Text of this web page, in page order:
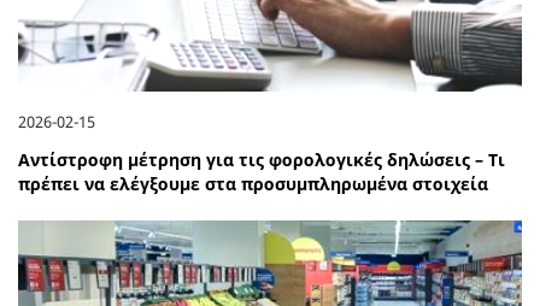
2026-02-15
Αντίστροφη μέτρηση για τις φορολογικές δηλώσεις – Τι
πρέπει να ελέγξουμε στα προσυμπληρωμένα στοιχεία